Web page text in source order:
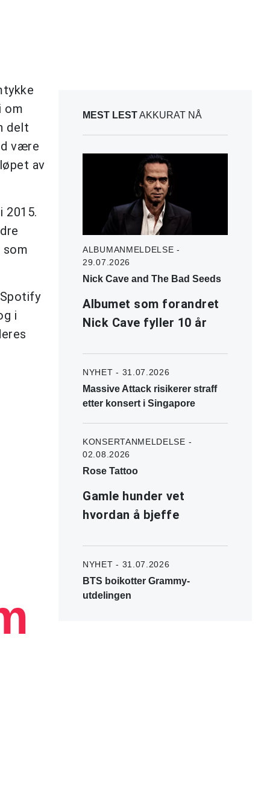
om
delt
være
av
2015.
som
i
MEST LESTAKKURAT NÅ
ALBUMANMELDELSE -
29.07.2026
Nick Cave and The Bad Seeds
Albumet som forandret
Nick Cave fyller 10 år
NYHET - 31.07.2026
Massive Attack risikerer straff
etter konsert i Singapore
KONSERTANMELDELSE -
02.08.2026
Rose Tattoo
Gamle hunder vet
hvordan å bjeffe
NYHET - 31.07.2026
BTS boikotter Grammy-
utdelingen